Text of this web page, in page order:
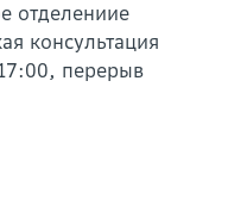
отделениие
консультация
перерыв